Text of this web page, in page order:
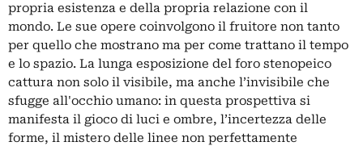
propria esistenza e della propria relazione con il
mondo. Le sue opere coinvolgono il fruitore non tanto
per quello che mostrano ma per come trattano il tempo
e lo spazio. La lunga esposizione del foro stenopeico
cattura non solo il visibile, ma anche l’invisibile che
sfugge all'occhio umano: in questa prospettiva si
manifesta il gioco di luci e ombre, l’incertezza delle
forme, il mistero delle linee non perfettamente